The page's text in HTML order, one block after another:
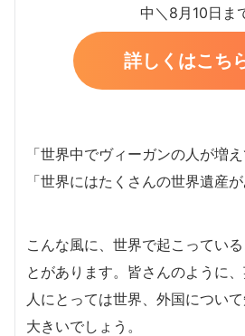
中＼8月10日ま
詳しくはこち
「世界中でヴィーガンの人が増
「世界にはたくさんの世界遺産が
こんな風に、世界で起こってい
とがあります。皆さんのように
人にとっては世界、外国につい
大きいでしょう。